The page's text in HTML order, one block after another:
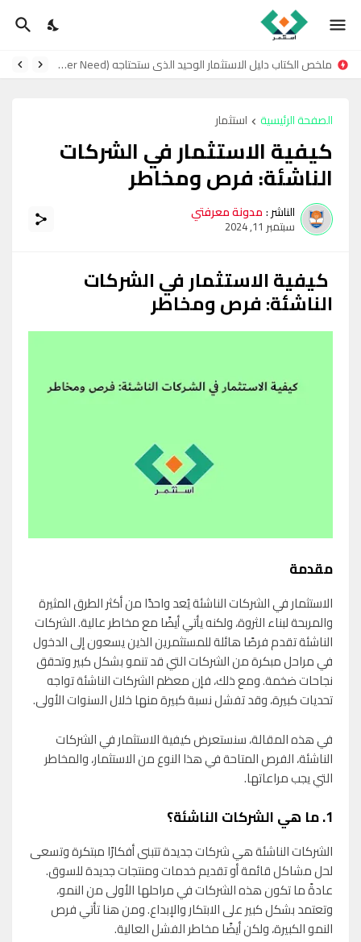
ملخص الكتاب دليل الاستثمار الوحيد الذي ستحتاجه (The Only Investment Guide You’ll Ever Need)
الصفحة الرئيسية استثمار
كيفية الاستثمار في الشركات
الناشئة: فرص ومخاطر
الناشر :مدونة معرفتي
سبتمبر 11, 2024
كيفية الاستثمار في الشركات
الناشئة: فرص ومخاطر
مقدمة
الاستثمار في الشركات الناشئة يُعد واحدًا من أكثر الطرق المثيرة
والمربحة لبناء الثروة، ولكنه يأتي أيضًا مع مخاطر عالية. الشركات
الناشئة تقدم فرصًا هائلة للمستثمرين الذين يسعون إلى الدخول
في مراحل مبكرة من الشركات التي قد تنمو بشكل كبير وتحقق
نجاحات ضخمة. ومع ذلك، فإن معظم الشركات الناشئة تواجه
تحديات كبيرة، وقد تفشل نسبة كبيرة منها خلال السنوات الأولى.
في هذه المقالة، سنستعرض كيفية الاستثمار في الشركات
الناشئة، الفرص المتاحة في هذا النوع من الاستثمار، والمخاطر
التي يجب مراعاتها.
1. ما هي الشركات الناشئة؟
الشركات الناشئة هي شركات جديدة تتبنى أفكارًا مبتكرة وتسعى
لحل مشاكل قائمة أو تقديم خدمات ومنتجات جديدة للسوق.
عادةً ما تكون هذه الشركات في مراحلها الأولى من النمو،
وتعتمد بشكل كبير على الابتكار والإبداع. ومن هنا تأتي فرص
النمو الكبيرة، ولكن أيضًا مخاطر الفشل العالية.